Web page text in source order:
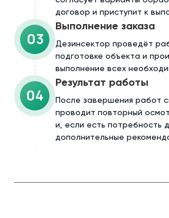
договор и приступит к
03
Выполнение заказа
Дезинсектор проведёт
подготовке объекта и
выполнение всех
04
Результат работы
После завершения работ
проводит повторный
и, если есть потребность
дополнительные